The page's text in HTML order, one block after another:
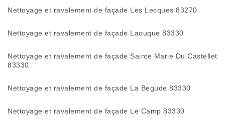
Nettoyage et ravalement de façade Les Lecques 83270
Nettoyage et ravalement de façade Laouque 83330
Nettoyage et ravalement de façade Sainte Marie Du Castellet
83330
Nettoyage et ravalement de façade La Begude 83330
Nettoyage et ravalement de façade Le Camp 83330